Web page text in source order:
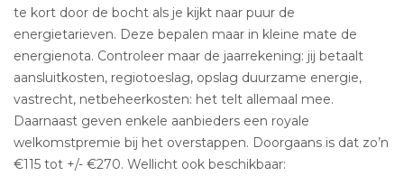
te kort door de bocht als je kijkt naar puur de
energietarieven. Deze bepalen maar in kleine mate de
energienota. Controleer maar de jaarrekening: jij betaalt
aansluitkosten, regiotoeslag, opslag duurzame energie,
vastrecht, netbeheerkosten: het telt allemaal mee.
Daarnaast geven enkele aanbieders een royale
welkomstpremie bij het overstappen. Doorgaans is dat zo’n
€115 tot +/- €270. Wellicht ook beschikbaar: